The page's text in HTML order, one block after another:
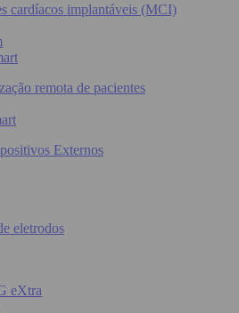
cardíacos implantáveis (MCI)
remota de pacientes
Externos
eletrodos
eXtra